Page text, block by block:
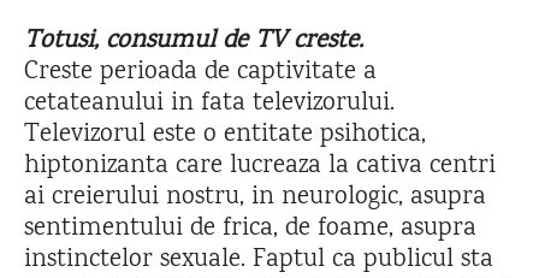
Totusi, consumul de TV creste.
Creste perioada de captivitate a
cetateanului in fata televizorului.
Televizorul este o entitate psihotica,
hiptonizanta care lucreaza la cativa centri
ai creierului nostru, in neurologic, asupra
sentimentului de frica, de foame, asupra
instinctelor sexuale. Faptul ca publicul sta